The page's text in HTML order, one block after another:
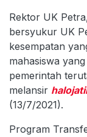
Rektor UK
bersyukur UK
kesempatan
mahasiswa
pemerintah
melansir
(13/7/2021).
Program